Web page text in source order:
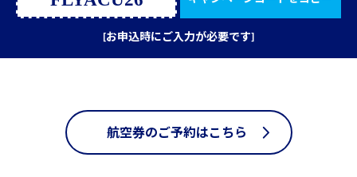
[お申込時にご入力が必要です]
航空券のご予約はこちら